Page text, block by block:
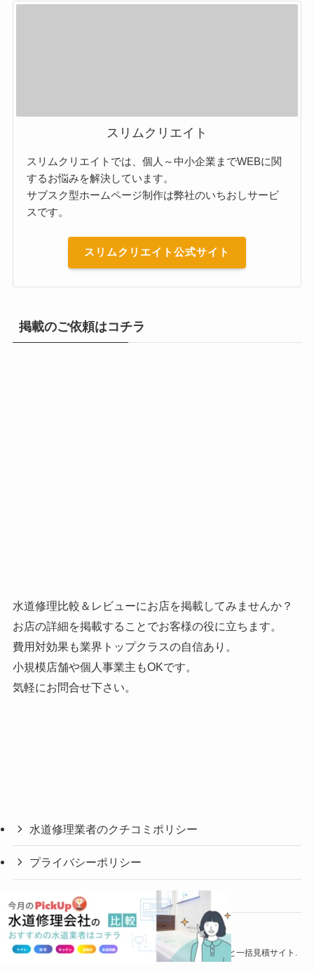
スリムクリエイト
スリムクリエイトでは、個人～中小企業までWEBに関
するお悩みを解決しています。
サブスク型ホームページ制作は弊社のいちおしサービ
スです。
スリムクリエイト公式サイト
掲載のご依頼はコチラ
水道修理比較＆レビューにお店を掲載してみませんか？
お店の詳細を掲載することでお客様の役に立ちます。
費用対効果も業界トップクラスの自信あり。
小規模店舗や個人事業主もOKです。
気軽にお問合せ下さい。
水道修理業者のクチコミポリシー
プライバシーポリシー
編集方針と評価基準について
©水道修理の比較＆レビュー｜水道屋さんの口コミ投稿と一括見積サイト.